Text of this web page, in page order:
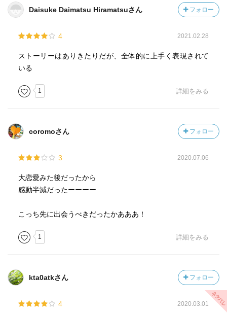
Daisuke Daimatsu Hiramatsuさん フォロー
4 2021.02.28
ストーリーはありきたりだが、全体的に上手く表現されて
いる
1 詳細をみる
coromoさん フォロー
3 2020.07.06
大恋愛みた後だったから
感動半減だったーーーー
こっち先に出会うべきだったかあああ！
1 詳細をみる
kta0atkさん フォロー
4 2020.03.01